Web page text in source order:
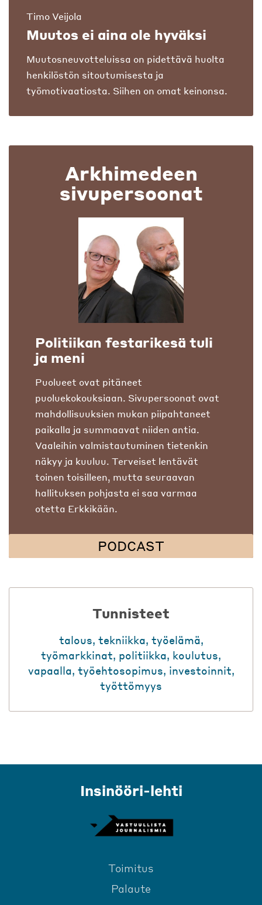
Timo Veijola
Muutos ei aina ole hyväksi
Muutosneuvotteluissa on pidettävä huolta
henkilöstön sitoutumisesta ja
työmotivaatiosta. Siihen on omat keinonsa.
Arkhimedeen
sivupersoonat
Politiikan festarikesä tuli
ja meni
Puolueet ovat pitäneet
puoluekokouksiaan. Sivupersoonat ovat
mahdollisuuksien mukan piipahtaneet
paikalla ja summaavat niiden antia.
Vaaleihin valmistautuminen tietenkin
näkyy ja kuuluu. Terveiset lentävät
toinen toisilleen, mutta seuraavan
hallituksen pohjasta ei saa varmaa
otetta Erkkikään.
PODCAST
Tunnisteet
talous, tekniikka, työelämä,
työmarkkinat, politiikka, koulutus,
vapaalla, työehtosopimus, investoinnit,
työttömyys
Insinööri-lehti
Toimitus
Palaute